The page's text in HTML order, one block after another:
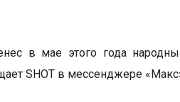
в мае этого года
SHOT в мессенджере